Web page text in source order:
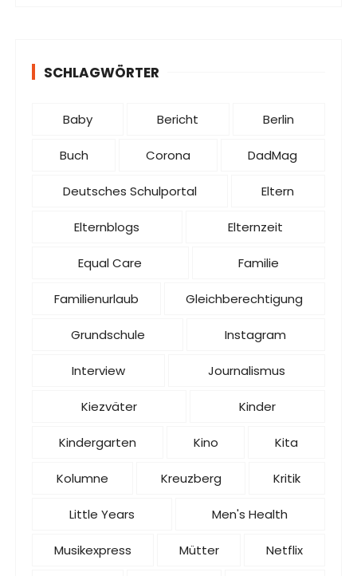
SCHLAGWÖRTER
Baby Bericht Berlin
Buch Corona DadMag
Deutsches Schulportal Eltern
Elternblogs Elternzeit
Equal Care Familie
Familienurlaub Gleichberechtigung
Grundschule Instagram
Interview Journalismus
Kiezväter Kinder
Kindergarten Kino Kita
Kolumne Kreuzberg Kritik
Little Years Men's Health
Musikexpress Mütter Netflix